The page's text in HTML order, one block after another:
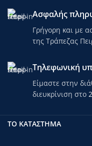
Ασφαλής
Γρήγορη και με
της Τράπεζας
Τηλεφωνική
Είμαστε στην
διευκρίνιση στο
ΤΟ ΚΑΤΑΣΤΗΜΑ